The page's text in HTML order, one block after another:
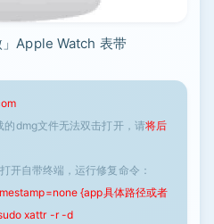
Apple Watch 表带
的dmg文件无法双击打开，请将后
打开自带终端，运行修复命令：
{app具体路径或者
xattr -r -d